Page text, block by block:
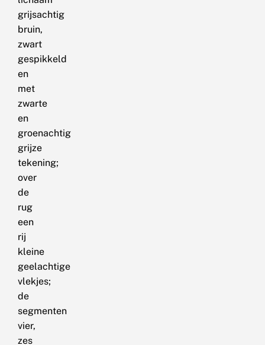
grijsachtig
bruin,
zwart
gespikkeld
en
met
zwarte
en
groenachtig
grijze
tekening;
over
de
rug
een
rij
kleine
geelachtige
vlekjes;
de
segmenten
vier,
zes